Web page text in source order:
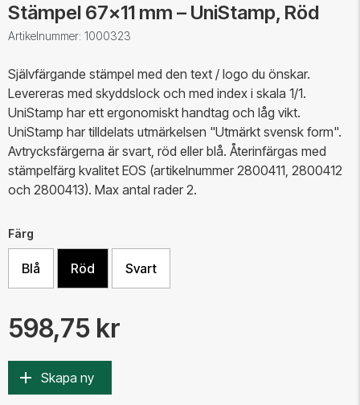
Stämpel 67x11 mm – UniStamp, Röd
Artikelnummer: 1000323
Självfärgande stämpel med den text / logo du önskar.
Levereras med skyddslock och med index i skala 1/1.
UniStamp har ett ergonomiskt handtag och låg vikt.
UniStamp har tilldelats utmärkelsen "Utmärkt svensk form".
Avtrycksfärgerna är svart, röd eller blå. Återinfärgas med
stämpelfärg kvalitet EOS (artikelnummer 2800411, 2800412
och 2800413). Max antal rader 2.
Färg
Blå Röd Svart
598,75 kr
Skapa ny